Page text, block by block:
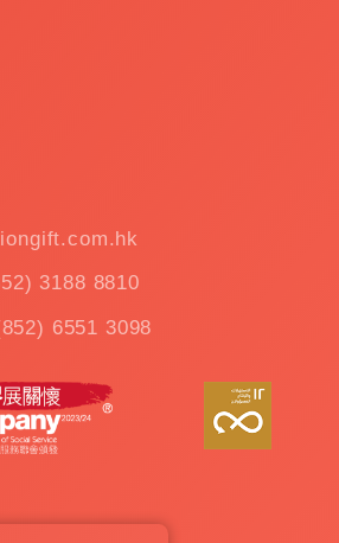
您是在工作時間內还是在節假
求，都可以在任何時間聯繫我
我們還主動為客户提供方便，
，以確保在最短的時間內達成
時間和最高效的協作體驗。這
。我們希望透過我們的服務，
感受到独一无二的尊貴體驗。
3188 8810
6551 3098